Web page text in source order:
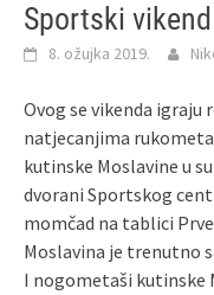
Sportski
8. ožujka 2019.
Ovog se vikenda igraju
natjecanjima
kutinske Moslavine u
dvorani Sportskog
momčad na tablici
Moslavina je trenutno
I nogometaši kutinske